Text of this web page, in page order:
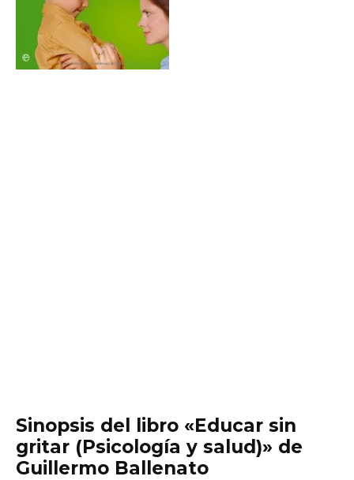
Sinopsis del libro «Educar sin
gritar (Psicología y salud)» de
Guillermo Ballenato